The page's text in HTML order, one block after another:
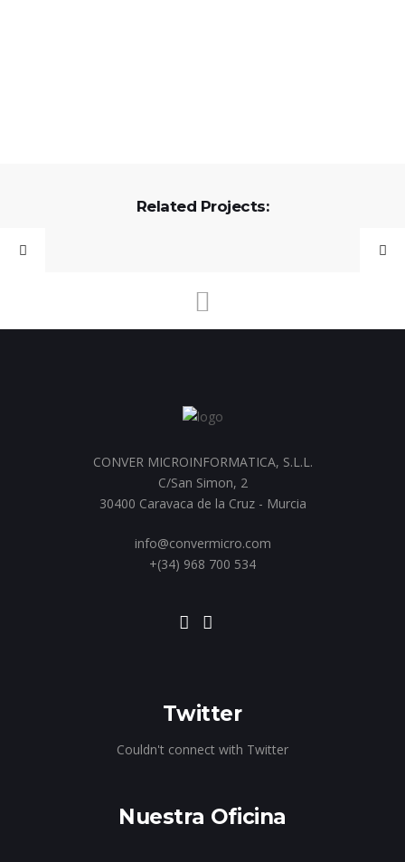
Related Projects:
CONVER MICROINFORMATICA, S.L.L.
C/San Simon, 2
30400 Caravaca de la Cruz - Murcia
info@convermicro.com
+(34) 968 700 534
Twitter
Couldn't connect with Twitter
Nuestra Oficina